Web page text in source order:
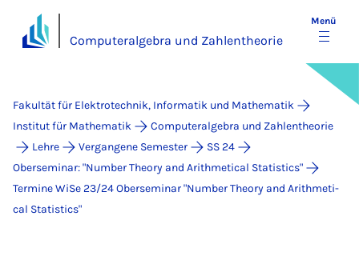
Computeralgebra und Zahlentheorie
Menü
Fakultät für Elektrotechnik, Informatik und Mathematik
Institut für Mathematik
Computeralgebra und Zahlentheorie
Lehre
Vergangene Semester
SS 24
Oberseminar: "Number Theory and Arithmetical Statistics"
Termine WiSe 23/24 Ober­se­mi­nar "Num­ber Theo­ry and Arith­me­ti­
cal Sta­ti­stics"